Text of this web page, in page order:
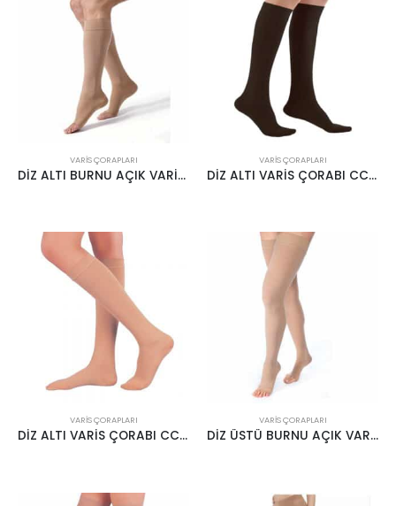
VARIS ÇORAPLARI
DİZ ALTI BURNU AÇIK VARİS ÇORABI KREM
VARIS ÇORAPLARI
DİZ ALTI VARİS ÇORABI CCL1 18-22MMHG SİYAH
VARIS ÇORAPLARI
DİZ ALTI VARİS ÇORABI CCL2 22-34MMHG KREM
VARIS ÇORAPLARI
DİZ ÜSTÜ BURNU AÇIK VARİS ÇORABI KREM